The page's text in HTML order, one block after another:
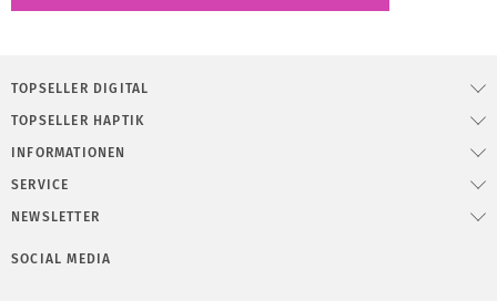
TOPSELLER DIGITAL
TOPSELLER HAPTIK
INFORMATIONEN
SERVICE
NEWSLETTER
SOCIAL MEDIA